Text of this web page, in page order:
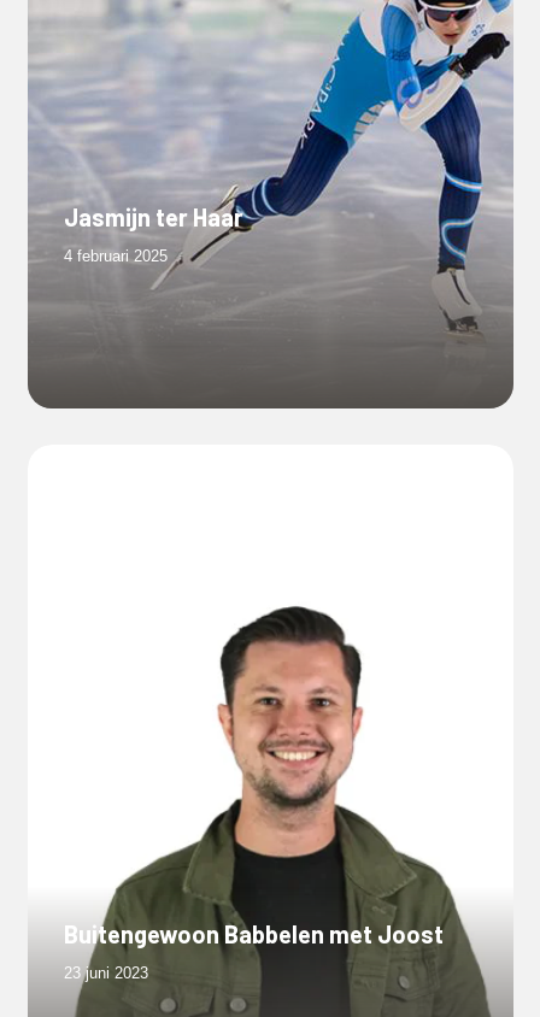
Jasmijn ter Haar
4 februari 2025
Buitengewoon Babbelen met Joost
23 juni 2023